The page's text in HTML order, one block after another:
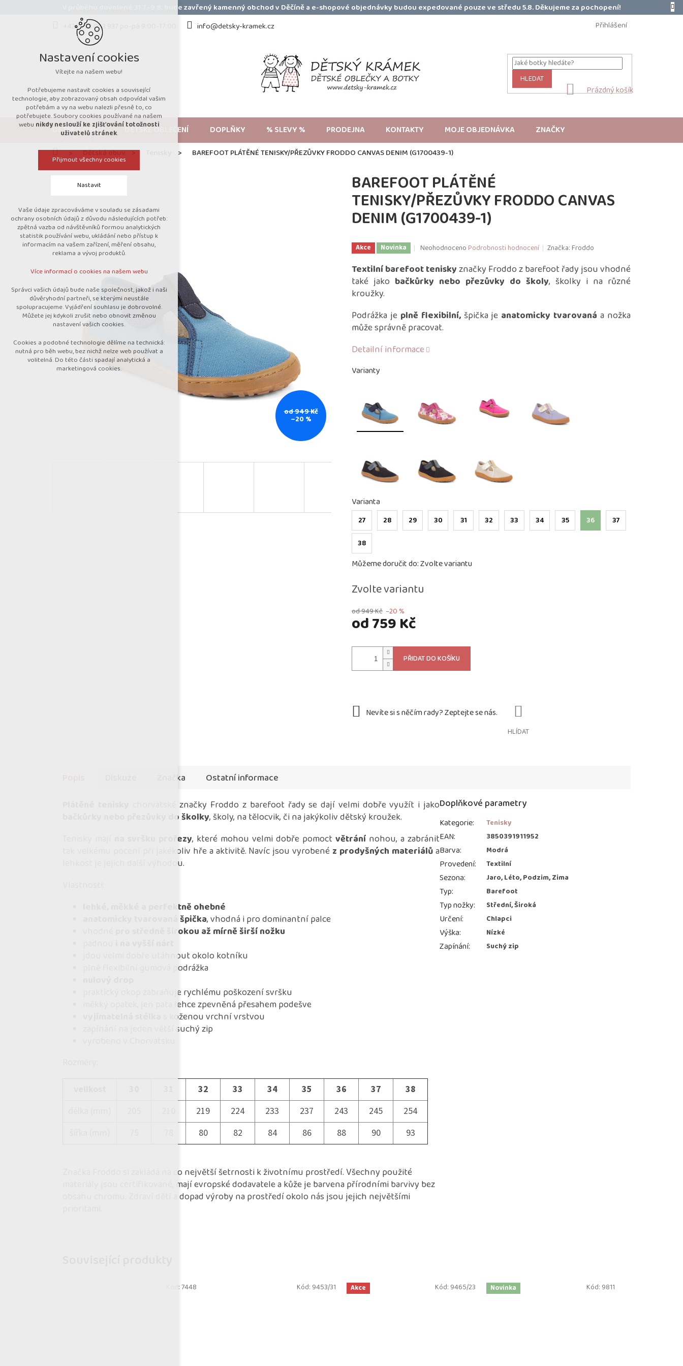
V průběhu dovolené 31.7.-9.8. bude zavřený kamenný obchod v Děčíně a e-shopové objednávky budou expedované pouze ve středu 5.8. Děkujeme za pochopení!
+420 723 053 937 po-pá 9:00-17:00
info@detsky-kramek.cz Přihlášení
HLEDAT
NÁKUPNÍ
Prázdný košík
DĚTSKÁ OBUV DĚTSKÉ OBLEČENÍ DOPLŇKY % SLEVY % PRODEJNA KONTAKTY MOJE OBJEDNÁVKA ZNAČKY
DomůDětská obuv BAREFOOT PLÁTĚNÉ TENISKY/PŘEZŮVKY FRODDO CANVAS DENIM (G1700439-1)
od 949 Kč
–20 %
BAREFOOT PLÁTĚNÉ
TENISKY/PŘEZŮVKY FRODDO CANVAS
DENIM (G1700439-1)
Akce Novinka
Průměrné
produktu
je
0,0
hvězdiček.
NeohodnocenoPodrobnosti hodnocení Značka:Froddo
od 949 Kč –20 %
od759 Kč
cena:
Zvolte variantu
Varianty
Varianta
27 28 29 30 31 32 33 34 35 36 37
38
Můžeme doručit do:Zvolte variantu
PŘIDAT DO KOŠÍKU
Textilní barefoot teniskyznačky Froddo z barefoot řady jsou vhodné
také jako bačkůrky nebo přezůvky do školy, školky i na různé
kroužky.
Podrážka je plně flexibilní,špička je anatomicky tvarovaná a nožka
může správně pracovat.
Detailní informace
HLÍDAT
Kód:7448 Kód: 9453/31 Akce Kód: 9465/23 Novinka Kód: 9811
Značka
Ostatní informace
chorvatské značky Froddo z barefoot řady se dají velmi dobře využít i jako
bačkůrky nebo přezůvky do školky, školy, na tělocvik, či na jakýkoliv dětský kroužek.
na svršku prořezy, které mohou velmi dobře pomoctvětrání nohou, a zabránit
tak velkému pocení při jakékoliv hře a aktivitě. Navíc jsou vyrobené z prodyšných materiálůa
lehkost je jejich další výhodou.
lehké, měkké a perfektně ohebné
anatomicky tvarovaná špička, vhodná i pro dominantní palce
pro středně širokou až mírně širší nožku
jdou velmi dobře utáhnout okolo kotníku
plně flexibilní gumová podrážka
praktický okop zabraňuje rychlému poškození svršku
měkký opatek, jen pata lehce zpevněná přesahem podešve
s koženou vrchní vrstvou
zapínání na jeden větší suchý zip
32 33 34 35 36 37
38
219 224 233 237 243 245
254
80 82 84 86 88 90 93
Značka Froddo si zakládá na co největší šetrnosti k životnímu prostředí. Všechny použité
materiály jsou certifikované, mají evropské dodavatele a kůže je barvena přírodními barvivy bez
obsahu chromu. Zdraví dětí a dopad výroby na prostředí okolo nás jsou jejich největšími
Doplňkové parametry
Kategorie: Tenisky
EAN: 3850391911952
Barva: Modrá
Provedení: Textilní
Sezona: Jaro, Léto, Podzim, Zima
Typ: Barefoot
Typ nožky: Střední, Široká
Určení: Chlapci
Výška: Nízké
Zapínání: Suchý zip
Nastavení cookies
Vítejte na našem webu!
Potřebujeme nastavit cookies a související
technologie, aby zobrazovaný obsah odpovídal vašim
potřebám a vy na webu nalezli přesně to, co
potřebujete. Soubory cookies používané na našem
webu nikdy neslouží ke zjišťování totožnosti
uživatelů stránek.
Přijmout všechny cookies
Nastavit
Technická cookies
nutná pro provozování webu
udržení kontextu stránek (session):
případná přihlášení, volby jazyka, apod.
návštěvnosti
marketingová cookies (Google)
Více informací o cookies na našem webu
Přijmout všechny cookies
Odmítnout vše
Vaše údaje zpracováváme v souladu se zásadami
ochrany osobních údajů z důvodu následujících potřeb:
zpětná vazba od návštěvníků formou analytických
statistik používání webu, ukládání nebo přístup k
informacím na vašem zařízení, měření obsahu,
reklama a vývoj produktů.
Více informací o cookies na našem webu
Správci vašich údajů bude naše společnost, jakož i naši
důvěryhodní partneři, se kterými neustále
spolupracujeme. Vyjádření souhlasu je dobrovolné.
Můžete jej kdykoli zrušit nebo obnovit změnou
nastavení vašich cookies.
Cookies a podobné technologie dělíme na technická:
nutná pro běh webu, bez nichž nelze web používat a
volitelná. Do této části spadají analytická a
marketingová cookies.